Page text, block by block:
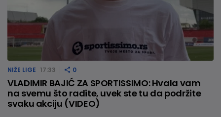
NIŽE LIGE 17:33 0
VLADIMIR BAJIĆ ZA SPORTISSIMO: Hvala vam
na svemu što radite, uvek ste tu da podržite
svaku akciju (VIDEO)